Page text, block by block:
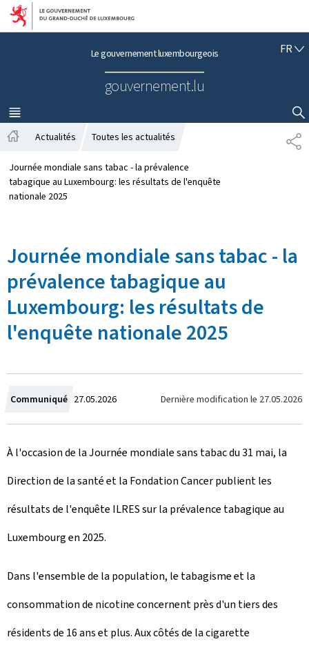
Aller au menu principal
Aller au contenu
Le gouvernement luxembourgeois
gouvernement.lu
FRF
Ç
A
I
S
MENU
PRINCIPAL
AFFICHER / MASQUER LA RECHERCHE
P
A
c
u
Actualités Toutes les actualités
Journée mondiale sans tabac - la prévalence
tabagique au Luxembourg: les résultats de l'enquête
nationale 2025
Journée mondiale sans tabac - la
prévalence tabagique au
Luxembourg: les résultats de
l'enquête nationale 2025
Communiqué C
r
é
e
l
e
27.05.2026 Dernière modification le 27.05.2026
À l'occasion de la Journée mondiale sans tabac du 31 mai, la
Direction de la santé et la Fondation Cancer publient les
résultats de l'enquête ILRES sur la prévalence tabagique au
Luxembourg en 2025.
Dans l'ensemble de la population, le tabagisme et la
consommation de nicotine concernent près d'un tiers des
résidents de 16 ans et plus. Aux côtés de la cigarette